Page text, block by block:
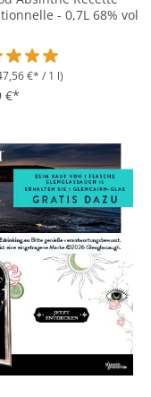
5 Sternen
- 0,7L 68% vol
€* / 1 l)
€*